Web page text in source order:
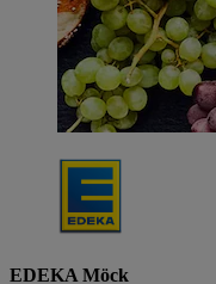
EDEKA Möck